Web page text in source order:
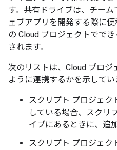
す。共有ドライブは、チー
ェブアプリを開発する際に
の Cloud プロジェクトでで
されます。
次のリストは、Cloud プロ
ように連携するかを示してい
スクリプト プロジェク
している場合、スクリ
イブにあるときに、追
スクリプト プロジェク